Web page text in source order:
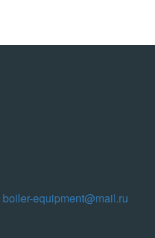
boiler-equipment@mail.ru